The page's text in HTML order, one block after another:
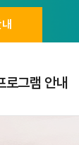
로그램 안내